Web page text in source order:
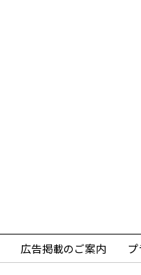
広告掲載のご案内